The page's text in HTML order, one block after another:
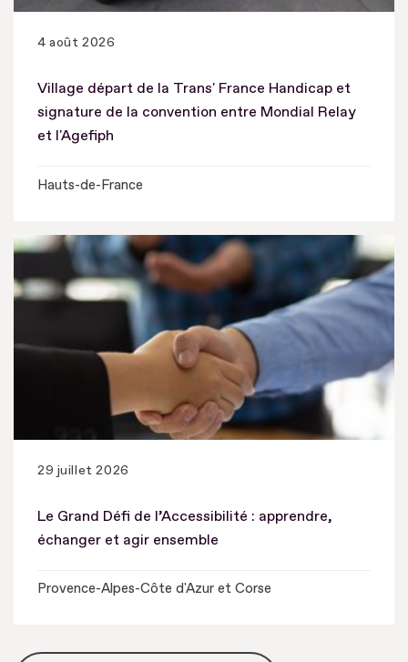
4 août 2026
Village départ de la Trans' France Handicap et
signature de la convention entre Mondial Relay
et l'Agefiph
Hauts-de-France
29 juillet 2026
Le Grand Défi de l’Accessibilité : apprendre,
échanger et agir ensemble
Provence-Alpes-Côte d'Azur et Corse